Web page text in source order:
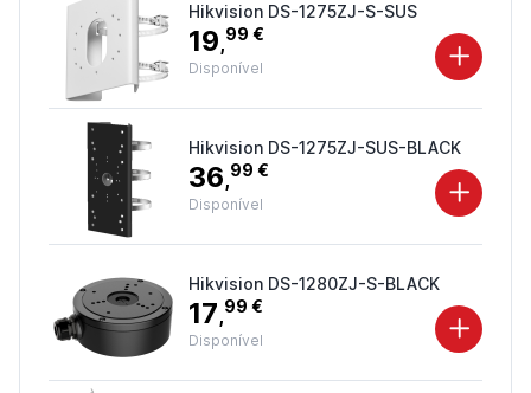
Hikvision DS-1275ZJ-S-SUS
19,99 €
Disponível
Hikvision DS-1275ZJ-SUS-BLACK
36,99 €
Disponível
Hikvision DS-1280ZJ-S-BLACK
17,99 €
Disponível